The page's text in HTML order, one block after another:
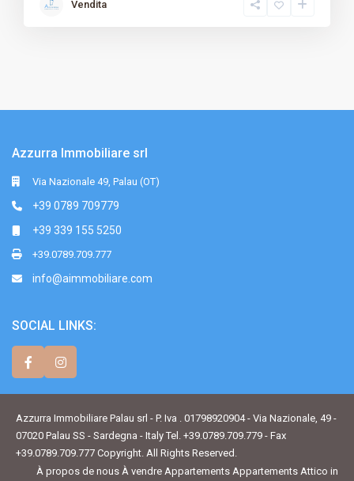
Vendita
Azzurra Immobiliare srl
Via Nazionale 49, Palau (OT)
+39 0789 709779
+39 339 155 5250
+39.0789.709.777
info@aimmobiliare.com
SOCIAL LINKS:
Azzurra Immobiliare Palau srl - P. Iva . 01798920904 - Via Nazionale, 49 -
07020 Palau SS - Sardegna - Italy Tel. +39.0789.709.779 - Fax
+39.0789.709.777 Copyright. All Rights Reserved.
À propos de nous À vendre Appartements Appartements Attico in